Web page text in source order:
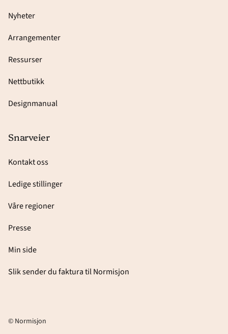
Nyheter
Arrangementer
Ressurser
Nettbutikk
Designmanual
Snarveier
Kontakt oss
Ledige stillinger
Våre regioner
Presse
Min side
Slik sender du faktura til Normisjon
© Normisjon